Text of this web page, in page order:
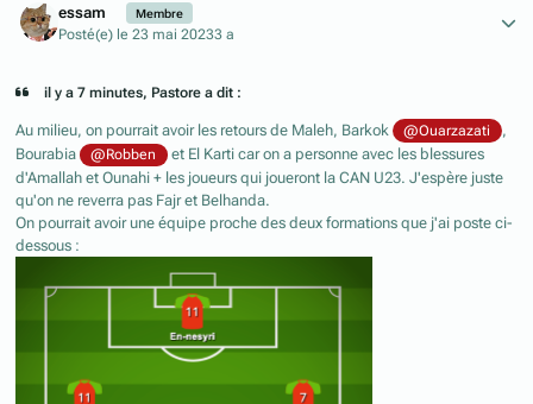
essam Membre
Posté(e) le 23 mai 20233 a
il y a 7 minutes, Pastore a dit :
Au milieu, on pourrait avoir les retours de Maleh, Barkok @Ouarzazati
,
Bourabia
@Robben
et El Karti car on a personne avec les blessures
d'Amallah et Ounahi + les joueurs qui joueront la CAN U23. J'espère juste
qu'on ne reverra pas Fajr et Belhanda.
On pourrait avoir une équipe proche des deux formations que j'ai poste ci-
dessous :